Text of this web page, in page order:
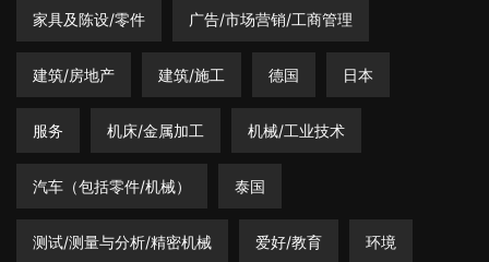
家具及陈设/零件 广告/市场营销/工商管理
建筑/房地产 建筑/施工 德国 日本
服务 机床/金属加工 机械/工业技术
汽车（包括零件/机械） 泰国
测试/测量与分析/精密机械 爱好/教育 环境